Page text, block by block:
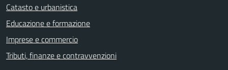
Catasto e urbanistica
Educazione e formazione
Imprese e commercio
Tributi, finanze e contravvenzioni